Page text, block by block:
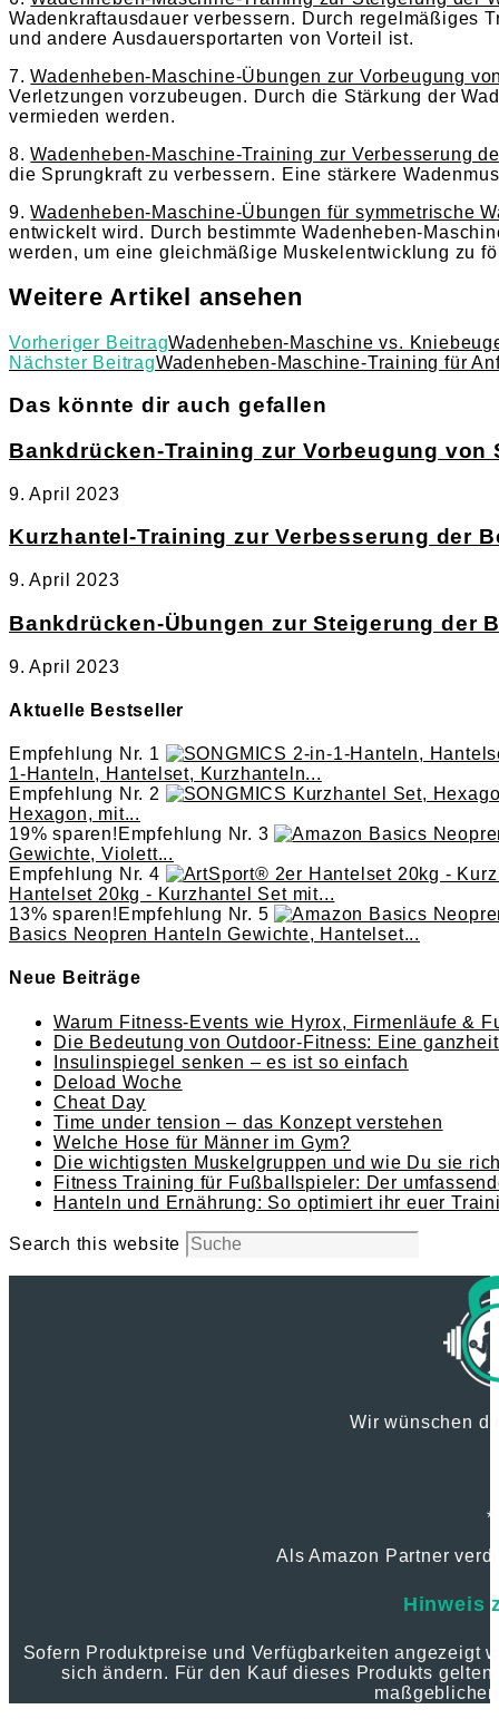
Wadenkraftausdauer verbessern. Durch regelmäßiges
und andere Ausdauersportarten von Vorteil ist.
7.Wadenheben-Maschine-Übungen zur Vorbeugung
Verletzungen vorzubeugen. Durch die Stärkung der
vermieden werden.
8.Wadenheben-Maschine-Training zur Verbesserung
die Sprungkraft zu verbessern. Eine stärkere
9.Wadenheben-Maschine-Übungen für symmetrische
entwickelt wird. Durch bestimmte Wadenheben-
werden, um eine gleichmäßige Muskelentwicklung zu
Weitere Artikel ansehen
Vorheriger BeitragWadenheben-Maschine vs.
Nächster BeitragWadenheben-Maschine-Training für
Das könnte dir auch gefallen
Bankdrücken-Training zur Vorbeugung von
9. April 2023
Kurzhantel-Training zur Verbesserung der
9. April 2023
Bankdrücken-Übungen zur Steigerung der
9. April 2023
Aktuelle Bestseller
Empfehlung Nr. 1
1-Hanteln, Hantelset, Kurzhanteln...
Empfehlung Nr. 2
Hexagon, mit...
19% sparen! Empfehlung Nr. 3
Gewichte, Violett...
Empfehlung Nr. 4
Hantelset 20kg - Kurzhantel Set mit...
13% sparen! Empfehlung Nr. 5
Basics Neopren Hanteln Gewichte, Hantelset...
Neue Beiträge
Warum Fitness-Events wie Hyrox, Firmenläufe &
Die Bedeutung von Outdoor-Fitness: Eine
Insulinspiegel senken – es ist so einfach
Deload Woche
Cheat Day
Time under tension – das Konzept verstehen
Welche Hose für Männer im Gym?
Die wichtigsten Muskelgruppen und wie Du sie
Fitness Training für Fußballspieler: Der
Hanteln und Ernährung: So optimiert ihr euer
Search this website
Wir wünschen
*
Als Amazon Partner
Hinweis
Sofern Produktpreise und Verfügbarkeiten angezeigt
sich ändern. Für den Kauf dieses Produkts